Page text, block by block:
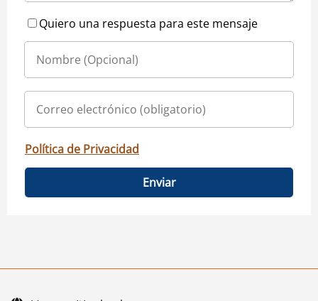
Quiero una respuesta para este mensaje
Política de Privacidad
Enviar